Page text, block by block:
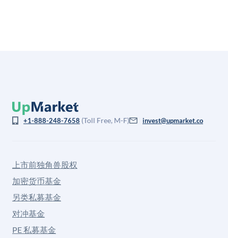
+1-888-248-7658 (Toll Free, M-F) invest@upmarket.co
上市前独角兽股权
加密货币基金
另类私募基金
对冲基金
PE 私募基金